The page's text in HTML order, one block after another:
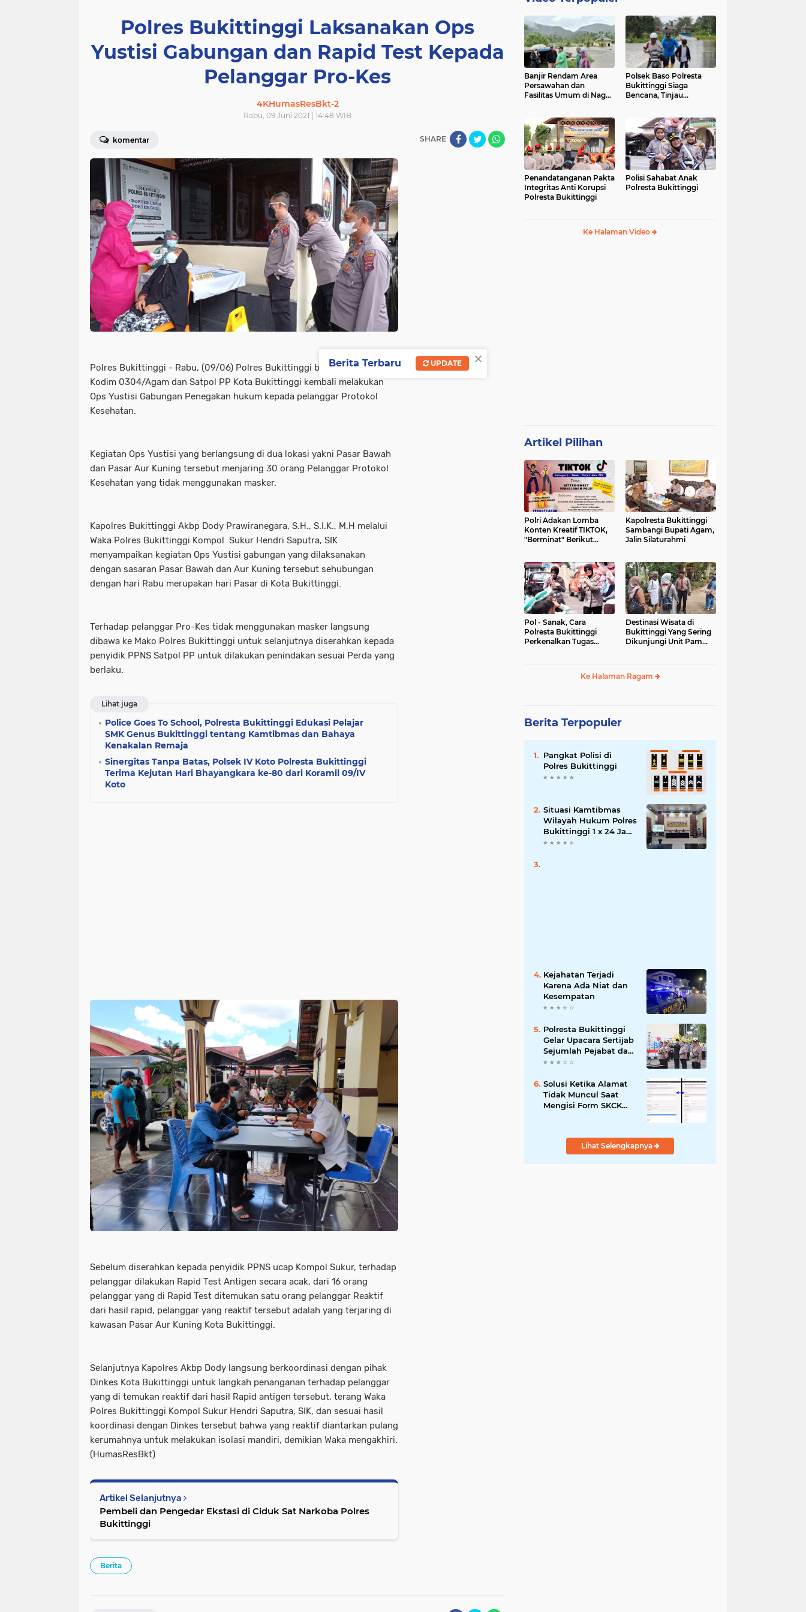
Polres Bukittinggi Laksanakan Ops
Yustisi Gabungan dan Rapid Test Kepada
Pelanggar Pro-Kes
4KHumasResBkt-2
Rabu, 09 Juni 2021 | 14:48 WIB
komentar SHARE
Polres Bukittinggi - Rabu, (09/06) Polres Bukittinggi bersama TNI dari
Kodim 0304/Agam dan Satpol PP Kota Bukittinggi kembali melakukan
Ops Yustisi Gabungan Penegakan hukum kepada pelanggar Protokol
Kesehatan.
Kegiatan Ops Yustisi yang berlangsung di dua lokasi yakni Pasar Bawah
dan Pasar Aur Kuning tersebut menjaring 30 orang Pelanggar Protokol
Kesehatan yang tidak menggunakan masker.
Kapolres Bukittinggi Akbp Dody Prawiranegara, S.H., S.I.K., M.H melalui
Waka Polres Bukittinggi Kompol Sukur Hendri Saputra, SIK
menyampaikan kegiatan Ops Yustisi gabungan yang dilaksanakan
dengan sasaran Pasar Bawah dan Aur Kuning tersebut sehubungan
dengan hari Rabu merupakan hari Pasar di Kota Bukittinggi.
Terhadap pelanggar Pro-Kes tidak menggunakan masker langsung
dibawa ke Mako Polres Bukittinggi untuk selanjutnya diserahkan kepada
penyidik PPNS Satpol PP untuk dilakukan penindakan sesuai Perda yang
berlaku.
Lihat juga
Police Goes To School, Polresta Bukittinggi Edukasi Pelajar
SMK Genus Bukittinggi tentang Kamtibmas dan Bahaya
Kenakalan Remaja
Sinergitas Tanpa Batas, Polsek IV Koto Polresta Bukittinggi
Terima Kejutan Hari Bhayangkara ke-80 dari Koramil 09/IV
Koto
Sebelum diserahkan kepada penyidik PPNS ucap Kompol Sukur, terhadap
pelanggar dilakukan Rapid Test Antigen secara acak, dari 16 orang
pelanggar yang di Rapid Test ditemukan satu orang pelanggar Reaktif
dari hasil rapid, pelanggar yang reaktif tersebut adalah yang terjaring di
kawasan Pasar Aur Kuning Kota Bukittinggi.
Selanjutnya Kapolres Akbp Dody langsung berkoordinasi dengan pihak
Dinkes Kota Bukittinggi untuk langkah penanganan terhadap pelanggar
yang di temukan reaktif dari hasil Rapid antigen tersebut, terang Waka
Polres Bukittinggi Kompol Sukur Hendri Saputra, SIK, dan sesuai hasil
koordinasi dengan Dinkes tersebut bahwa yang reaktif diantarkan pulang
kerumahnya untuk melakukan isolasi mandiri, demikian Waka mengakhiri.
(HumasResBkt)
Artikel Selanjutnya
Pembeli dan Pengedar Ekstasi di Ciduk Sat Narkoba Polres
Bukittinggi
Berita
Banjir Rendam Area
Persawahan dan
Fasilitas Umum di Nagari
Polsek Baso Polresta
Bukittinggi Siaga
Bencana, Tinjau
Penandatanganan Pakta
Integritas Anti Korupsi
Polresta Bukittinggi
Polisi Sahabat Anak
Polresta Bukittinggi
Ke Halaman Video
Artikel Pilihan
Polri Adakan Lomba
Konten Kreatif TIKTOK,
"Berminat" Berikut
Kapolresta Bukittinggi
Sambangi Bupati Agam,
Jalin Silaturahmi
Pol - Sanak, Cara
Polresta Bukittinggi
Perkenalkan Tugas
Destinasi Wisata di
Bukittinggi Yang Sering
Dikunjungi Unit Pam
Ke Halaman Ragam
Berita Terpopuler
Pangkat Polisi di
Polres Bukittinggi
Situasi Kamtibmas
Wilayah Hukum Polres
Bukittinggi 1 x 24 Jam
Senin 27 Juni 2022
Kejahatan Terjadi
Karena Ada Niat dan
Kesempatan
Polresta Bukittinggi
Gelar Upacara Sertijab
Sejumlah Pejabat dan
laporan Kenaikan
Solusi Ketika Alamat
Tidak Muncul Saat
Mengisi Form SKCK
Lihat Selengkapnya
×
Berita Terbaru UPDATE